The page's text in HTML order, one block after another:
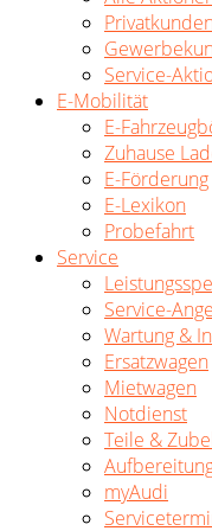
Service-
E-Mobilität
E-
Zuhause
E-Förderung
E-Lexikon
Probefahrt
Service
Service-
Wartung &
Ersatzwagen
Mietwagen
Notdienst
Teile &
myAudi